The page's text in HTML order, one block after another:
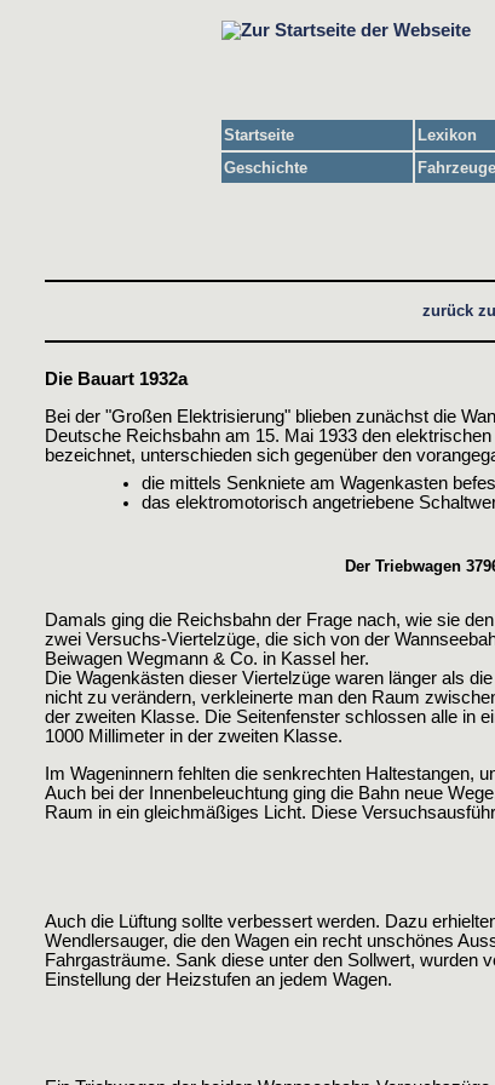
Startseite Lexikon
Geschichte
Fahrzeuge
zurück
Die Bauart 1932a
Bei der "Großen Elektrisierung" blieben zunächst die
Deutsche Reichsbahn am 15. Mai 1933 den
bezeichnet, unterschieden sich gegenüber den
die mittels Senkniete am Wagenkasten
das elektromotorisch angetriebene
Der Triebwagen
Damals ging die Reichsbahn der Frage nach, wie sie
zwei Versuchs-Viertelzüge, die sich von der
Beiwagen Wegmann & Co. in Kassel her.
Die Wagenkästen dieser Viertelzüge waren länger als
nicht zu verändern, verkleinerte man den Raum
der zweiten Klasse. Die Seitenfenster schlossen alle in
1000 Millimeter in der zweiten Klasse.
Im Wageninnern fehlten die senkrechten Haltestangen,
Auch bei der Innenbeleuchtung ging die Bahn neue
Raum in ein gleichmäßiges Licht. Diese
Auch die Lüftung sollte verbessert werden. Dazu
Wendlersauger, die den Wagen ein recht unschönes
Fahrgasträume. Sank diese unter den Sollwert, wurden
Einstellung der Heizstufen an jedem Wagen.